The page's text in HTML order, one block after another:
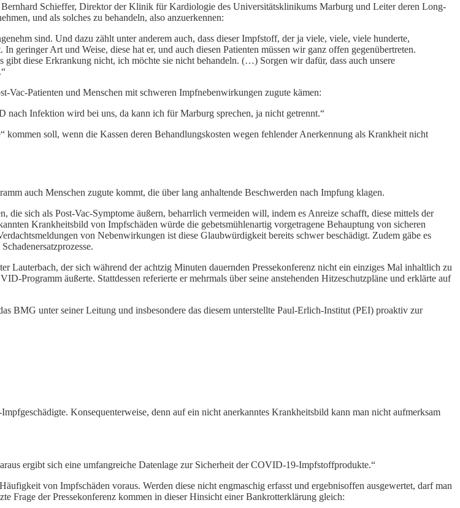
Bernhard Schieffer, Direktor der Klinik für Kardiologie des Universitätsklinikums Marburg und Leiter deren Long-
und als solches zu behandeln, also anzuerkennen:
sind. Und dazu zählt unter anderem auch, dass dieser Impfstoff, der ja viele, viele, viele hunderte,
geringer Art und Weise, diese hat er, und auch diesen Patienten müssen wir ganz offen gegenübertreten.
diese Erkrankung nicht, ich möchte sie nicht behandeln. (…) Sorgen wir dafür, dass auch unsere
Patienten und Menschen mit schweren Impfnebenwirkungen zugute kämen:
Infektion wird bei uns, da kann ich für Marburg sprechen, ja nicht getrennt.“
soll, wenn die Kassen deren Behandlungskosten wegen fehlender Anerkennung als Krankheit nicht
auch Menschen zugute kommt, die über lang anhaltende Beschwerden nach Impfung klagen.
sich als Post-Vac-Symptome äußern, beharrlich vermeiden will, indem es Anreize schafft, diese mittels der
Krankheitsbild von Impfschäden würde die gebetsmühlenartig vorgetragene Behauptung von sicheren
von Nebenwirkungen ist diese Glaubwürdigkeit bereits schwer beschädigt. Zudem gäbe es
Lauterbach, der sich während der achtzig Minuten dauernden Pressekonferenz nicht ein einziges Mal inhaltlich zu
Programm äußerte. Stattdessen referierte er mehrmals über seine anstehenden Hitzeschutzpläne und erklärte auf
BMG unter seiner Leitung und insbesondere das diesem unterstellte Paul-Erlich-Institut (PEI) proaktiv zur
Konsequenterweise, denn auf ein nicht anerkanntes Krankheitsbild kann man nicht aufmerksam
ergibt sich eine umfangreiche Datenlage zur Sicherheit der COVID-19-Impfstoffprodukte.“
von Impfschäden voraus. Werden diese nicht engmaschig erfasst und ergebnisoffen ausgewertet, darf man
Frage der Pressekonferenz kommen in dieser Hinsicht einer Bankrotterklärung gleich: